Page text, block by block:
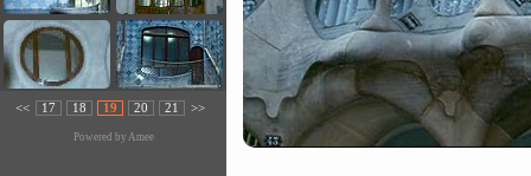
<< 17 18 19 20 21 >>
Powered by Amee